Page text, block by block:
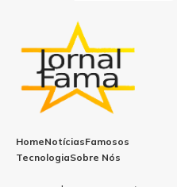
HomeNotíciasFamosos
TecnologiaSobre Nós